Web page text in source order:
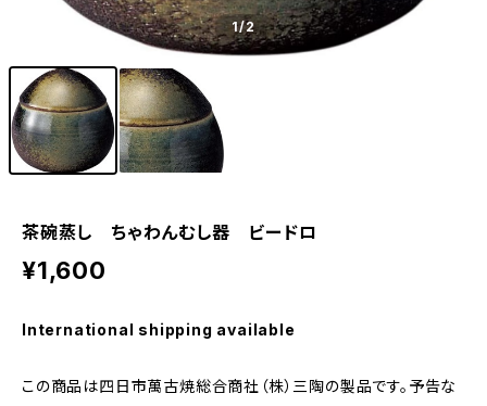
1/2
茶碗蒸し ちゃわんむし器 ビードロ
¥1,600
International shipping available
この商品は四日市萬古焼総合商社（株）三陶の製品です。予告な